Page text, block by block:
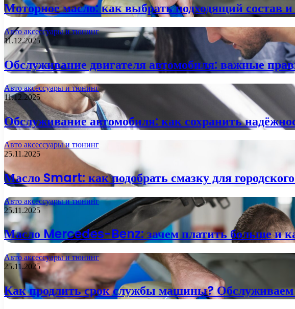
Моторное масло: как выбрать подходящий состав
Авто аксессуары и тюнинг
11.12.2025
Обслуживание двигателя автомобиля: важные
Авто аксессуары и тюнинг
11.12.2025
Обслуживание автомобиля: как сохранить
Авто аксессуары и тюнинг
25.11.2025
Масло Smart: как подобрать смазку для
Авто аксессуары и тюнинг
25.11.2025
Масло Mercedes-Benz: зачем платить больше и
Авто аксессуары и тюнинг
25.11.2025
Как продлить срок службы машины? Обслуживаем